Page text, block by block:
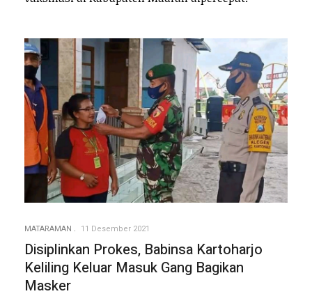
MATARAMAN 11 Desember 2021
Disiplinkan Prokes, Babinsa Kartoharjo
Keliling Keluar Masuk Gang Bagikan
Masker